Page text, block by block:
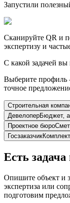
Запустили
Сканируйте QR и
экспертизу и
С какой задачей
Выберите профиль
точное
Строительная
ДевелоперБюджет,
Проектное бюро
Госзаказчик
Есть задача
Опишите объект и
экспертиза или
подготовим